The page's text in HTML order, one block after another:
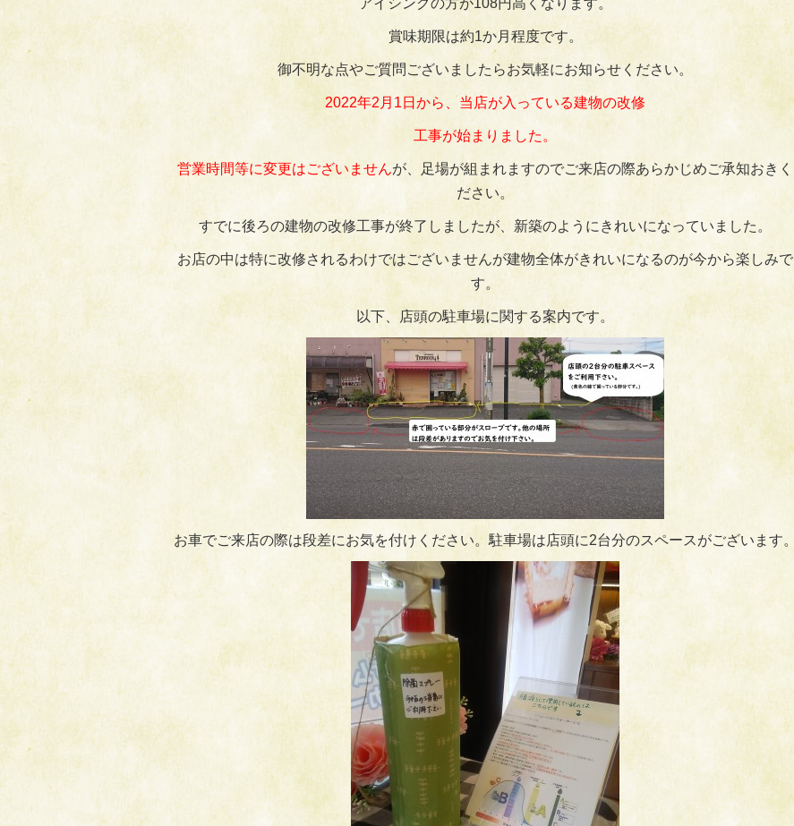
アイシングの方が108円高くなります。
賞味期限は約1か月程度です。
御不明な点やご質問ございましたらお気軽にお知らせください。
2022年2月1日から、当店が入っている建物の改修
工事が始まりました。
営業時間等に変更はございませんが、足場が組まれますのでご来店の際あらかじめご承知おきく
ださい。
すでに後ろの建物の改修工事が終了しましたが、新築のようにきれいになっていました。
お店の中は特に改修されるわけではございませんが建物全体がきれいになるのが今から楽しみで
す。
以下、店頭の駐車場に関する案内です。
お車でご来店の際は段差にお気を付けください。駐車場は店頭に2台分のスペースがございます。